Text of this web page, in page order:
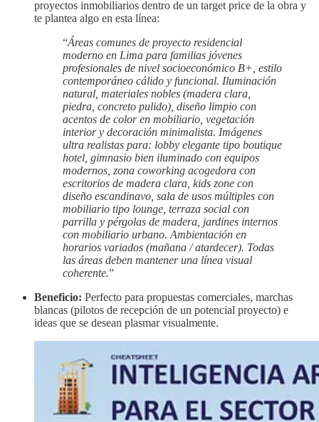
proyectos inmobiliarios dentro de un target price de la obra y
te plantea algo en esta línea:
“Áreas comunes de proyecto residencial
moderno en Lima para familias jóvenes
profesionales de nivel socioeconómico B+, estilo
contemporáneo cálido y funcional. Iluminación
natural, materiales nobles (madera clara,
piedra, concreto pulido), diseño limpio con
acentos de color en mobiliario, vegetación
interior y decoración minimalista. Imágenes
ultra realistas para: lobby elegante tipo boutique
hotel, gimnasio bien iluminado con equipos
modernos, zona coworking acogedora con
escritorios de madera clara, kids zone con
diseño escandinavo, sala de usos múltiples con
mobiliario tipo lounge, terraza social con
parrilla y pérgolas de madera, jardines internos
con mobiliario urbano. Ambientación en
horarios variados (mañana / atardecer). Todas
las áreas deben mantener una línea visual
coherente.”
Beneficio: Perfecto para propuestas comerciales, marchas
blancas (pilotos de recepción de un potencial proyecto) e
ideas que se desean plasmar visualmente.